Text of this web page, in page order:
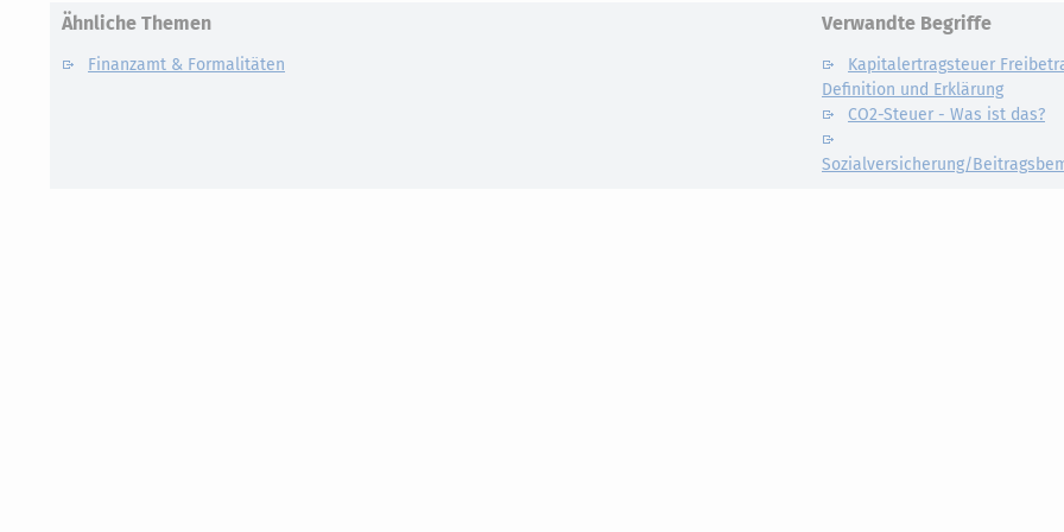
Ähnliche Themen
Finanzamt & Formalitäten
Verwandte Begriffe
Kapitalertragsteuer
Definition und Erklärung
CO2-Steuer - Was ist das?
Sozialversicherung/